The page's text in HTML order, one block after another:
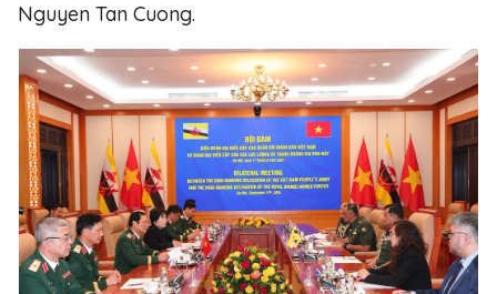
Nguyen Tan Cuong.